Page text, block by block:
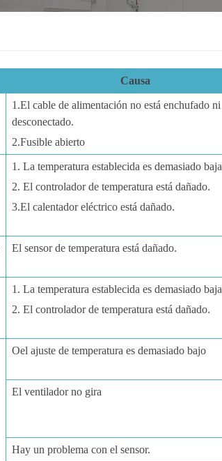
Causa
1.El cable de alimentación no está enchufado ni
desconectado.
2.Fusible abierto
1. La temperatura establecida es demasiado baja
2. El controlador de temperatura está dañado.
3.El calentador eléctrico está dañado.
El sensor de temperatura está dañado.
1. La temperatura establecida es demasiado baja
2. El controlador de temperatura está dañado.
Oel ajuste de temperatura es demasiado bajo
El ventilador no gira
Hay un problema con el sensor.